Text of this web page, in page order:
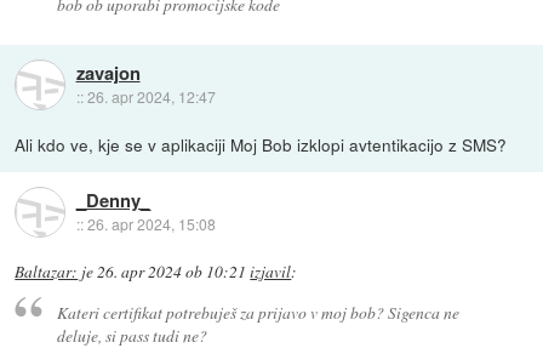
zavajon
::26. apr 2024, 12:47
Ali kdo ve, kje se v aplikaciji Moj Bob izklopi avtentikacijo z SMS?
_Denny_
::26. apr 2024, 15:08
Baltazar: je26. apr 2024 ob 10:21 izjavil:
Kateri certifikat potrebuješ za prijavo v moj bob? Sigenca ne
deluje, si pass tudi ne?